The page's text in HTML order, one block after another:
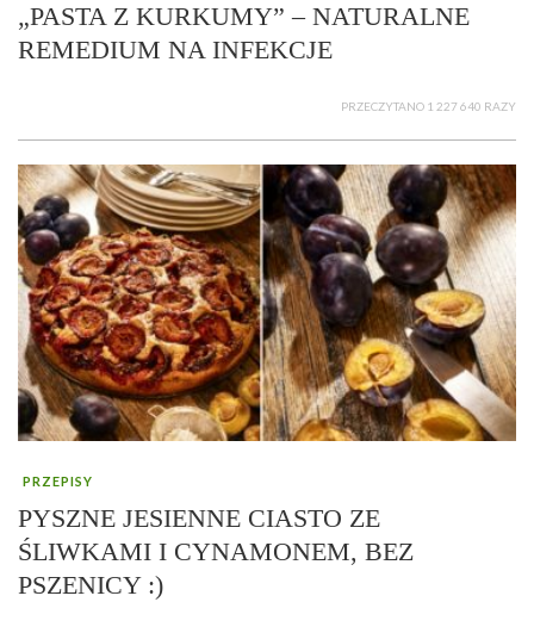
„PASTA Z KURKUMY” – NATURALNE
REMEDIUM NA INFEKCJE
PRZECZYTANO 1 227 640 RAZY
PRZEPISY
PYSZNE JESIENNE CIASTO ZE
ŚLIWKAMI I CYNAMONEM, BEZ
PSZENICY :)